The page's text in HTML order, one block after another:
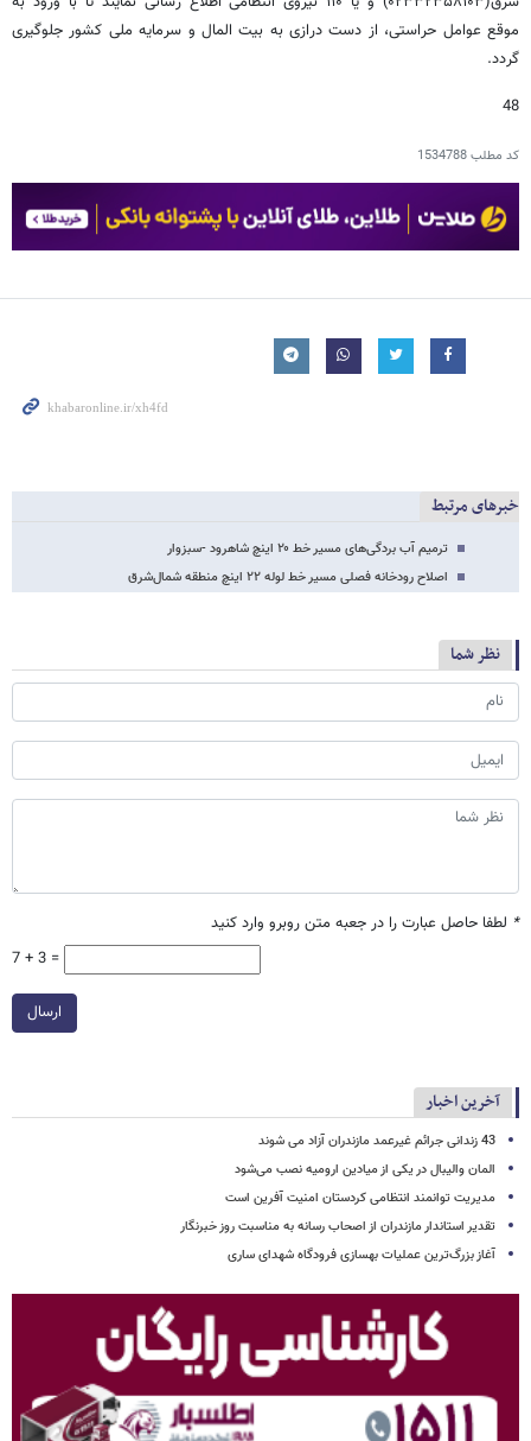
موقع عوامل حراستی، از دست درازی به بیت المال و سرمایه ملی کشور جلوگیری
گردد.
48
کد مطلب1534788
خبرهای مرتبط
ترمیم آب بردگی‌های مسیر خط ۲۰ اینچ شاهرود -سبزوار
اصلاح رودخانه فصلی مسیر خط لوله ۲۲ اینچ منطقه شمال‌شرق
نظر شما
* لطفا حاصل عبارت را در جعبه متن روبرو وارد کنید
7 + 3 =
ارسال
آخرین اخبار
43 زندانی جرائم غیرعمد مازندران آزاد می شوند
المان والیبال در یکی از میادین ارومیه نصب می‌شود
مدیریت توانمند انتظامی کردستان امنیت آفرین است
تقدیر استاندار مازندران از اصحاب رسانه به مناسبت روز خبرنگار
آغاز بزرگ‌ترین عملیات بهسازی فرودگاه شهدای ساری